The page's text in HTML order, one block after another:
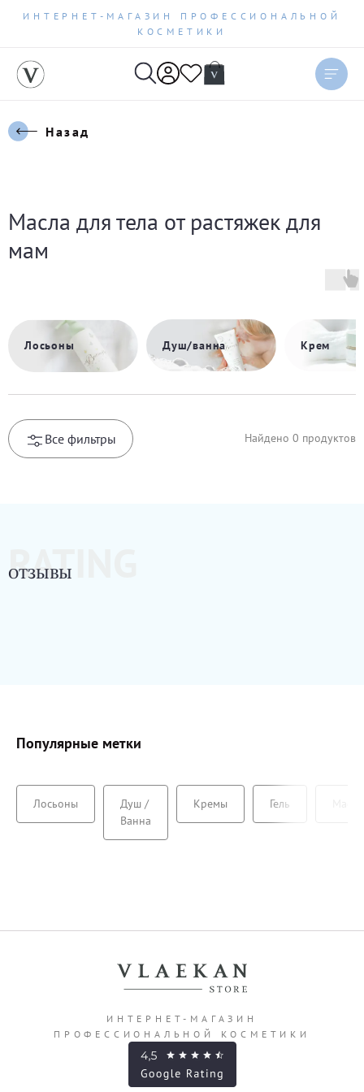
ИНТЕРНЕТ-МАГАЗИН ПРОФЕССИОНАЛЬНОЙ
КОСМЕТИКИ
Назад
Масла для тела от растяжек для
мам
Лосьоны Душ/ванна Крем
Все фильтры Найдено 0 продуктов
RATING
ОТЗЫВЫ
Популярные метки
Лосьоны
Душ /
Ванна
Кремы Гель
ИНТЕРНЕТ-МАГАЗИН
ПРОФЕССИОНАЛЬНОЙ КОСМЕТИКИ